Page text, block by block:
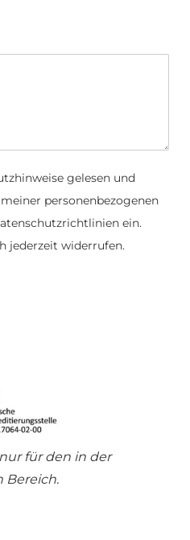
gelesen und
personenbezogenen
ein.
jederzeit widerrufen.
für den in der
Bereich.